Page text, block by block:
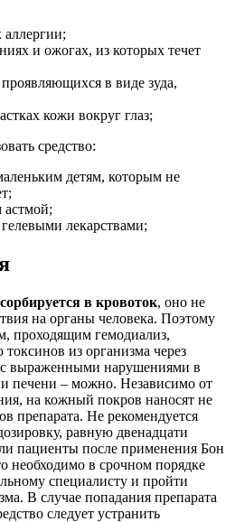
и ожогах, из которых течет
в виде зуда,
кожи вокруг глаз;
средство:
детям, которым не
лекарствами;
в кровоток, оно не
на органы человека. Поэтому
проходящим гемодиализ,
из организма через
с выраженными нарушениями в
и печени – можно. Независимо от
на кожный покров наносят не
препарата. Не рекомендуется
равную двенадцати
пациенты после применения Бон
необходимо в срочном порядке
специалисту и пройти
В случае попадания препарата
следует устранить